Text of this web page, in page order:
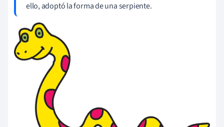
ello, adoptó la forma de una serpiente.